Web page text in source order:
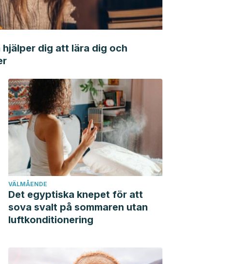
dig att lära dig och
VÄLMÅENDE
Det egyptiska knepet för att
sova svalt på sommaren utan
luftkonditionering